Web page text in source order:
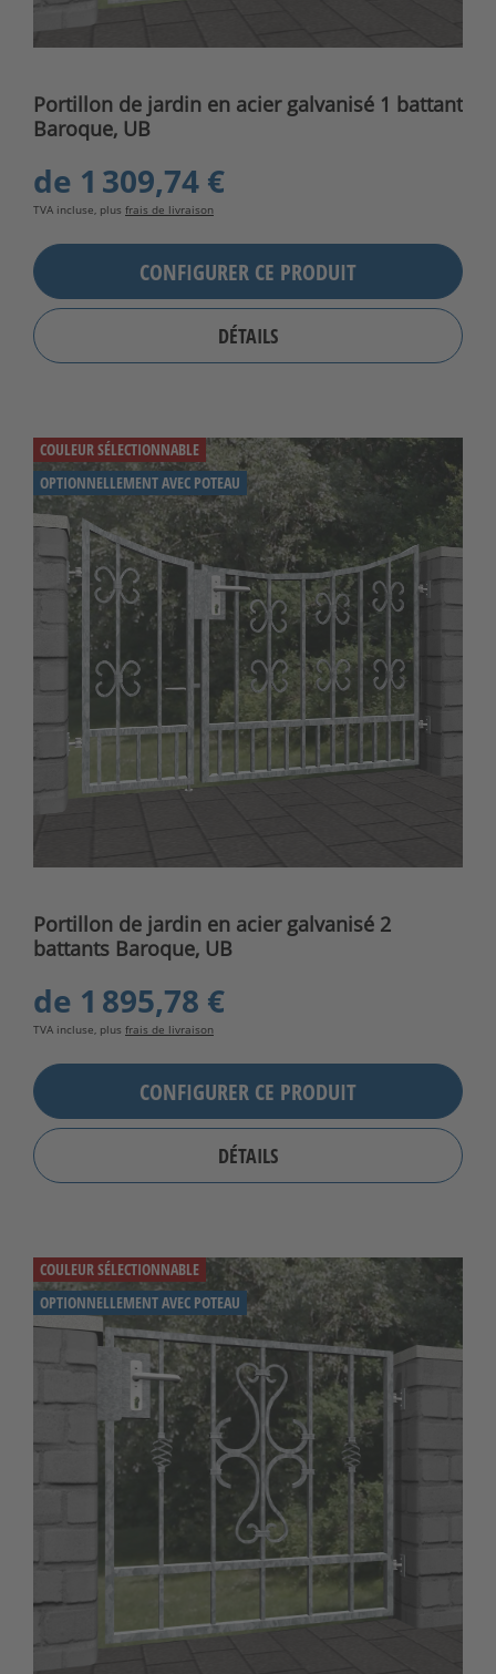
Portillon de jardin en acier galvanisé 1 battant
Baroque, UB
de 1 309,74 €
TVA incluse, plus frais de livraison
CONFIGURER CE PRODUIT
DÉTAILS
COULEUR SÉLECTIONNABLE
OPTIONNELLEMENT AVEC POTEAU
Portillon de jardin en acier galvanisé 2
battants Baroque, UB
de 1 895,78 €
TVA incluse, plus frais de livraison
CONFIGURER CE PRODUIT
DÉTAILS
COULEUR SÉLECTIONNABLE
OPTIONNELLEMENT AVEC POTEAU